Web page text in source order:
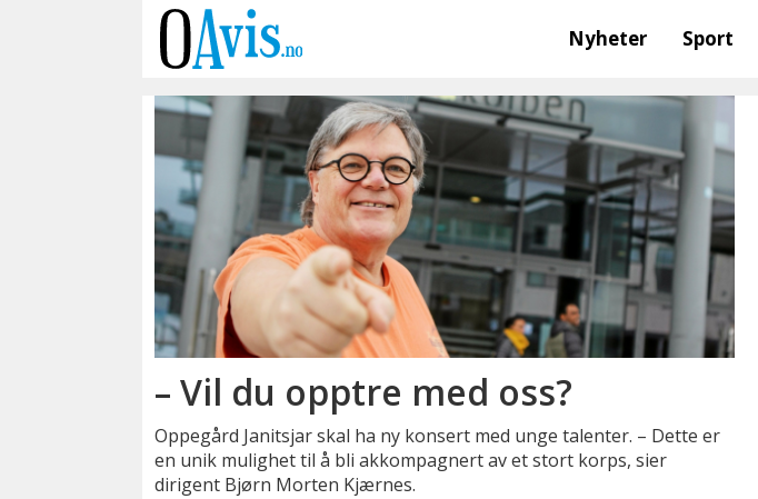
Nyheter Sport
talenter
– Vil du opptre med oss?
Oppegård Janitsjar skal ha ny konsert med unge talenter. – Dette er
en unik mulighet til å bli akkompagnert av et stort korps, sier
dirigent Bjørn Morten Kjærnes.